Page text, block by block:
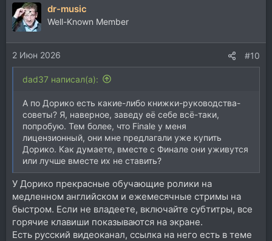
dr-music
Well-Known Member
2 Июн 2026 #10
dad37 написал(а):
А по Дорико есть какие-либо книжки-руководства-
советы? Я, наверное, заведу её себе всё-таки,
попробую. Тем более, что Finale у меня
лицензионный, они мне предлагали уже купить
Дорико. Как думаете, вместе с Финале они уживутся
или лучше вместе их не ставить?
У Дорико прекрасные обучающие ролики на
медленном английском и ежемесячные стримы на
быстром. Если не владеете, включайте субтитры, все
горячие клавиши показываются на экране.
Есть русский видеоканал, ссылка на него есть в теме